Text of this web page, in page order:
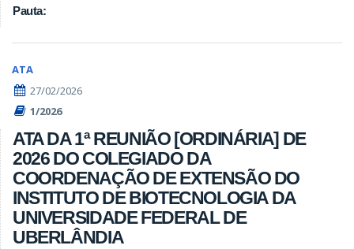
Pauta:
ATA
27/02/2026
1/2026
ATA DA 1ª REUNIÃO [ORDINÁRIA] DE
2026 DO COLEGIADO DA
COORDENAÇÃO DE EXTENSÃO DO
INSTITUTO DE BIOTECNOLOGIA DA
UNIVERSIDADE FEDERAL DE
UBERLÂNDIA